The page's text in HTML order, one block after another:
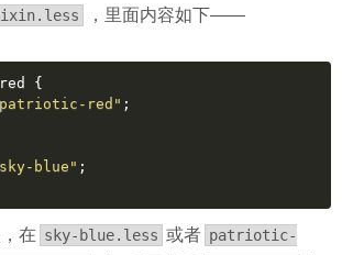
，里面内容如下——
{
red" ;
blue" ;
在 sky-blue.less 或者 patriotic-